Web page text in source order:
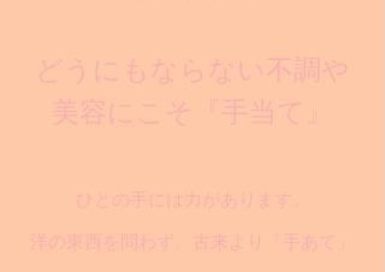
どうにもならない不調や
美容にこそ『手当て』
ひとの手には力があります。
洋の東西を問わず、古来より「手あて」